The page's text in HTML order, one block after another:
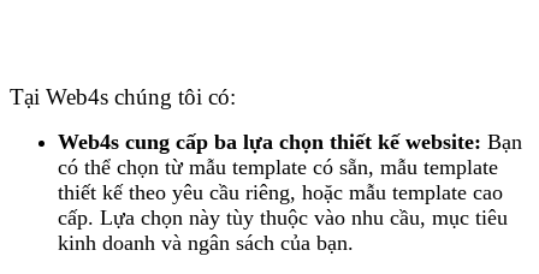
Tại Web4s chúng tôi có:
Web4s cung cấp ba lựa chọn thiết kế website: Bạn
có thể chọn từ mẫu template có sẵn, mẫu template
thiết kế theo yêu cầu riêng, hoặc mẫu template cao
cấp. Lựa chọn này tùy thuộc vào nhu cầu, mục tiêu
kinh doanh và ngân sách của bạn.